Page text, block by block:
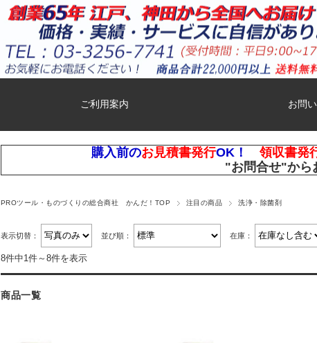
ご利用案内 お問
購入前のお見積書発行OK！ 領収書発
"お問合せ"から
PROツール・ものづくりの総合商社 かんだ！TOP 注目の商品 洗浄・除菌剤
表示切替： 並び順： 在庫：
8件中1件～8件を表示
商品一覧